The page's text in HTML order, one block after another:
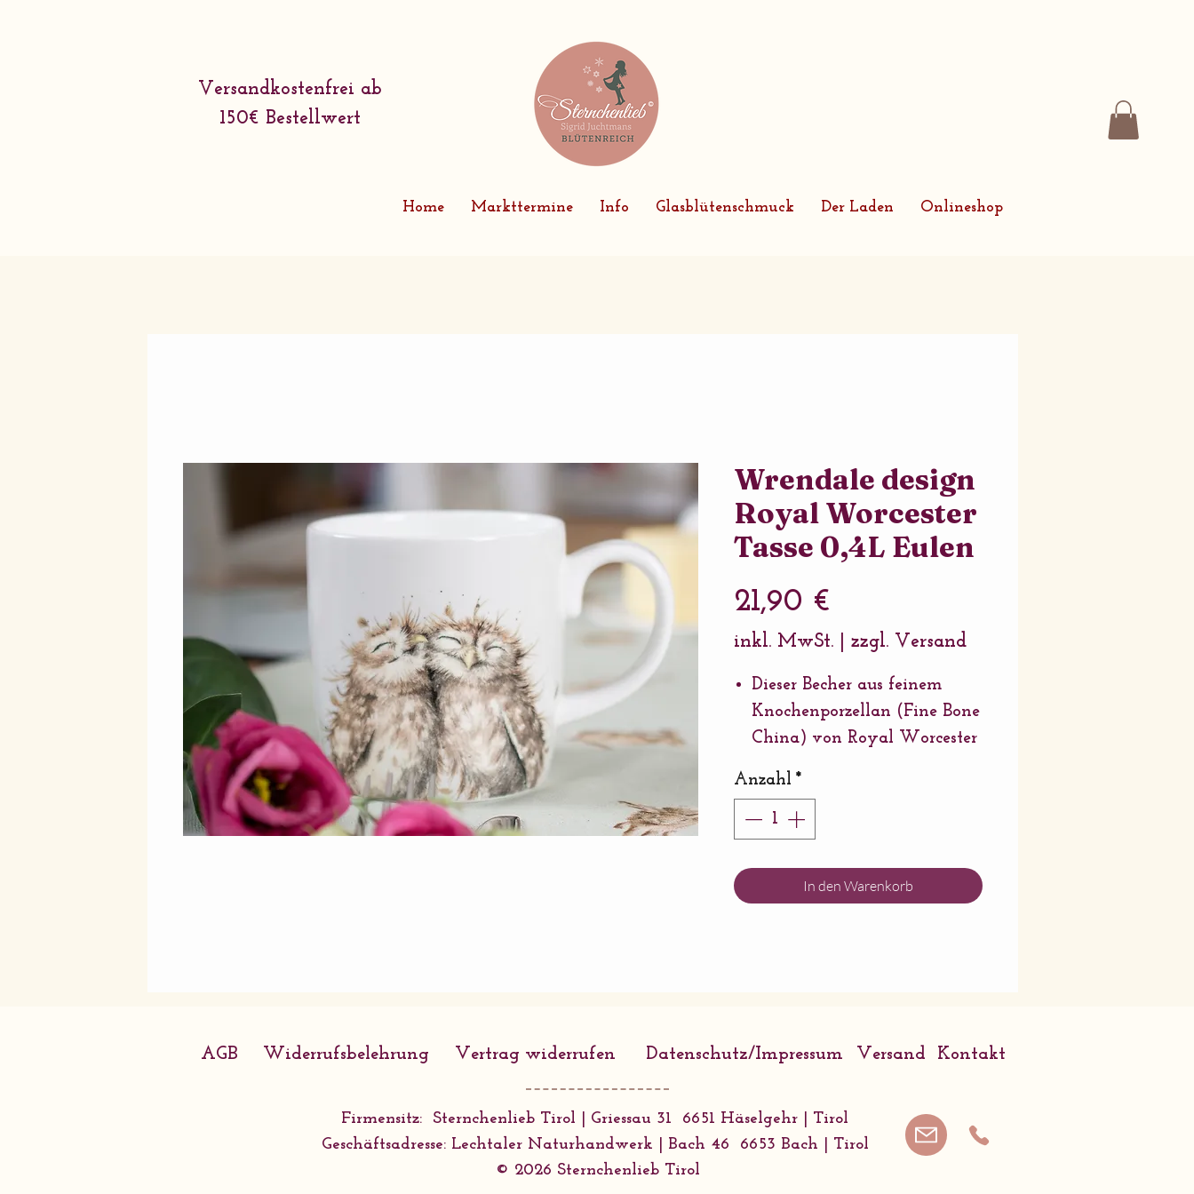
Home Markttermine Info Glasblütenschmuck Der Laden Onlineshop
Versandkostenfrei ab
150€ Bestellwert
Wrendale design
Royal Worcester
Tasse 0,4L Eulen
21,90 €
inkl. MwSt. zzgl. Versand
Dieser Becher aus feinem
Knochenporzellan (Fine Bone
China) von Royal Worcester
Fassungsvermögen 0,4 l
Geschirrspüler- und
Mikrowellengeeignet.
Anzahl *
In den Warenkorb
AGB Widerrufsbelehrung Vertrag widerrufen Datenschutz/Impressum Versand Kontakt
Firmensitz: Sternchenlieb Tirol | Griessau 31 6651 Häselgehr | Tirol
Geschäftsadresse: Lechtaler Naturhandwerk | Bach 46 6653 Bach | Tirol
© 2026 Sternchenlieb Tirol